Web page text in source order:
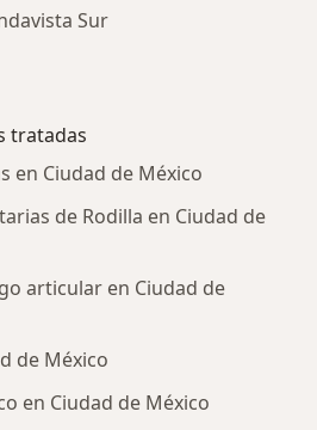
Sur
tratadas
en Ciudad de México
de Rodilla en Ciudad de
articular en Ciudad de
de México
en Ciudad de México